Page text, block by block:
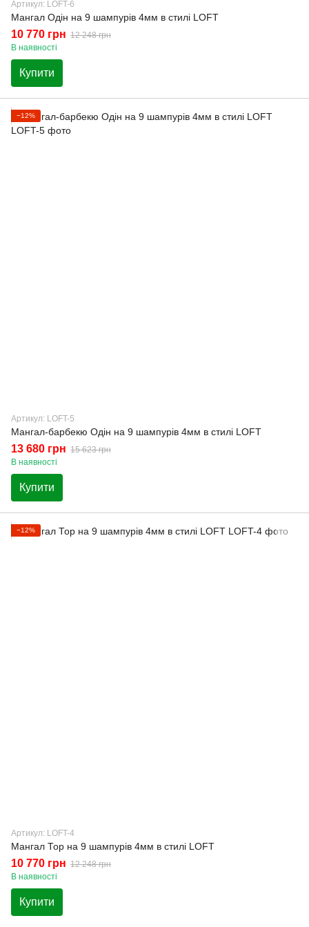
Артикул: LOFT-6
Мангал Одін на 9 шампурів 4мм в стилі LOFT
10 770 грн 12 248 грн
В наявності
Купити
−12%
Артикул: LOFT-5
Мангал-барбекю Одін на 9 шампурів 4мм в стилі LOFT
13 680 грн 15 623 грн
В наявності
Купити
−12%
Артикул: LOFT-4
Мангал Тор на 9 шампурів 4мм в стилі LOFT
10 770 грн 12 248 грн
В наявності
Купити